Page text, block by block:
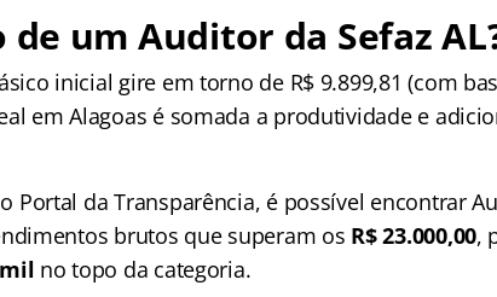
um Auditor da Sefaz
inicial gire em torno de R$ 9.899,81 (com
em Alagoas é somada a produtividade e
Portal da Transparência, é possível encontrar
brutos que superam os R$ 23.000,00,
mil no topo da categoria.